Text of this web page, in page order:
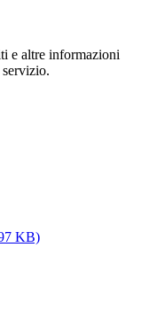
e altre informazioni
KB)